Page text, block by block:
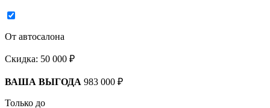
От автосалона
Скидка: 50 000 ₽
ВАША ВЫГОДА 983 000 ₽
Только до